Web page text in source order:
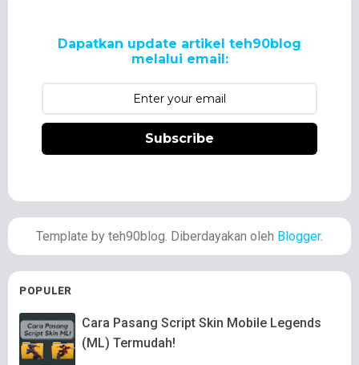
Dapatkan update artikel teh90blog
melalui email:
Subscribe
Template by teh90blog. Diberdayakan oleh Blogger.
POPULER
Cara Pasang Script Skin Mobile Legends
(ML) Termudah!